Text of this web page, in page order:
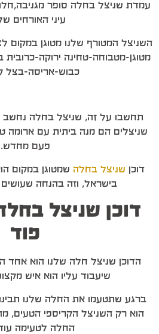
עמדת שניצל בחלה סופר
עיני האורחים
השניצל המטורף שלנו מטוגן במקום
מטוגן-מטבוחה-טחינה ירוקה-כרובית
כבוש-אריסה-בצל
תחשבו על זה, שניצל בחלה נחשב
שניצלים הם מנה ביתית עם ארומה
פעם מחדש.
דוכן שניצל בחלה שמטוגן במקום
בישראל, וזה בהנחה
דוכן שניצל
פוד
הדוכן שניצל חלה שלנו הוא אחד
שיעבוד עליו הוא איש
ברגע שתטעמו את החלה שלנו
הוא רק השניצל הקריספי
החלה לטעימה